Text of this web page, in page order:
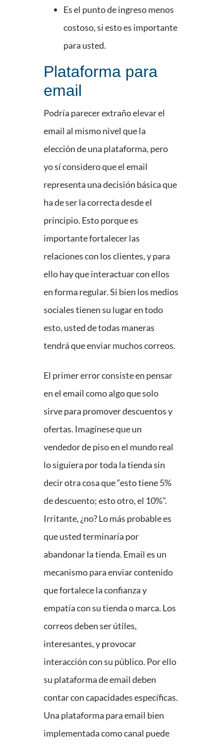
Es el punto de ingreso menos
costoso, si esto es importante
para usted.
Plataforma para
email
Podría parecer extraño elevar el
email al mismo nivel que la
elección de una plataforma, pero
yo sí considero que el email
representa una decisión básica que
ha de ser la correcta desde el
principio. Esto porque es
importante fortalecer las
relaciones con los clientes, y para
ello hay que interactuar con ellos
en forma regular. Si bien los medios
sociales tienen su lugar en todo
esto, usted de todas maneras
tendrá que enviar muchos correos.
El primer error consiste en pensar
en el email como algo que solo
sirve para promover descuentos y
ofertas. Imagínese que un
vendedor de piso en el mundo real
lo siguiera por toda la tienda sin
decir otra cosa que “esto tiene 5%
de descuento; esto otro, el 10%”.
Irritante, ¿no? Lo más probable es
que usted terminaría por
abandonar la tienda. Email es un
mecanismo para enviar contenido
que fortalece la confianza y
empatía con su tienda o marca. Los
correos deben ser útiles,
interesantes, y provocar
interacción con su público. Por ello
su plataforma de email deben
contar con capacidades específicas.
Una plataforma para email bien
implementada como canal puede